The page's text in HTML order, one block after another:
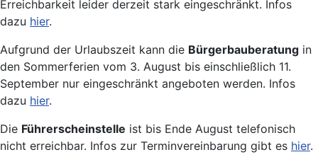
Erreichbarkeit leider derzeit stark eingeschränkt. Infos
dazu hier.
Aufgrund der Urlaubszeit kann die Bürgerbauberatung in
den Sommerferien vom 3. August bis einschließlich 11.
September nur eingeschränkt angeboten werden. Infos
dazu hier.
Die Führerscheinstelle ist bis Ende August telefonisch
nicht erreichbar. Infos zur Terminvereinbarung gibt es hier.